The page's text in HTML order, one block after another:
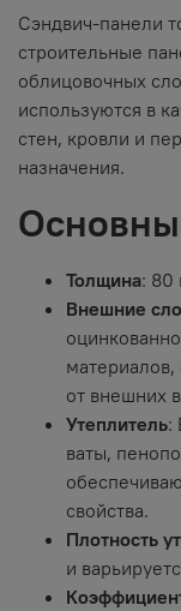
Сэндвич-панели
строительные
облицовочных
используются в
стен, кровли и
назначения.
Толщина: 80
Внешние
от внешних
Утеплитель:
ваты,
свойства.
Плотность
и